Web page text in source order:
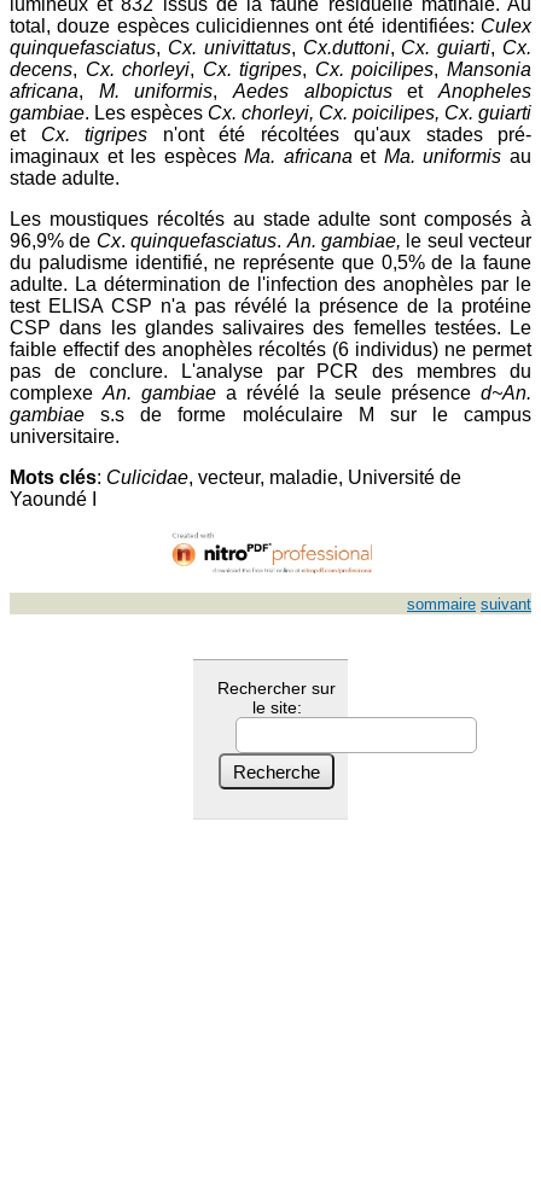
lumineux et 832 issus de la faune résiduelle matinale. Au
total, douze espèces culicidiennes ont été identifiées: Culex
quinquefasciatus, Cx. univittatus, Cx.duttoni, Cx. guiarti, Cx.
decens, Cx. chorleyi, Cx. tigripes, Cx. poicilipes,Mansonia
africana, M. uniformis,Aedes albopictusetAnopheles
gambiae. Les espèces Cx. chorleyi, Cx. poicilipes, Cx. guiarti
et Cx. tigripes n'ont été récoltées qu'aux stades pré-
imaginaux et les espècesMa. africanaet Ma. uniformisau
stade adulte.
Les moustiques récoltés au stade adulte sont composés à
96,9% de Cx.quinquefasciatus. An. gambiae, le seul vecteur
du paludisme identifié, ne représente que 0,5% de la faune
adulte. La détermination de l'infection des anophèles par le
test ELISA CSP n'a pas révélé la présence de la protéine
CSP dans les glandes salivaires des femelles testées. Le
faible effectif des anophèles récoltés (6 individus) ne permet
pas de conclure. L'analyse par PCR des membres du
complexe An. gambiae a révélé la seule présence d~An.
gambiaes.s de forme moléculaire M sur le campus
universitaire.
Mots clés: Culicidae, vecteur, maladie, Université de
Yaoundé I
sommaire suivant
Rechercher sur
le site: